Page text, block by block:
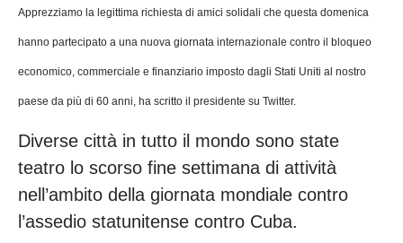
Apprezziamo la legittima richiesta di amici solidali che questa domenica
hanno partecipato a una nuova giornata internazionale contro il bloqueo
economico, commerciale e finanziario imposto dagli Stati Uniti al nostro
paese da più di 60 anni, ha scritto il presidente su Twitter.
Diverse città in tutto il mondo sono state
teatro lo scorso fine settimana di attività
nell’ambito della giornata mondiale contro
l’assedio statunitense contro Cuba.